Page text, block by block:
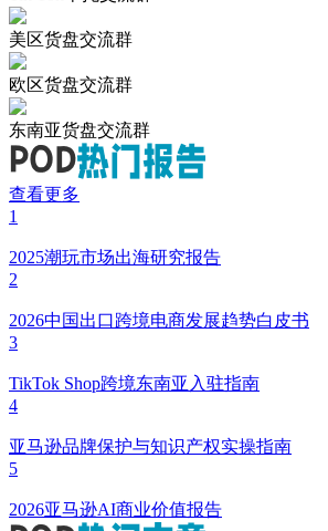
美区货盘交流群
欧区货盘交流群
东南亚货盘交流群
查看更多
1
2025潮玩市场出海研究报告
2
2026中国出口跨境电商发展趋势白皮书
3
TikTok Shop跨境东南亚入驻指南
4
亚马逊品牌保护与知识产权实操指南
5
2026亚马逊AI商业价值报告